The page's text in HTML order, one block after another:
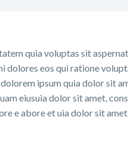
quia voluptas sit
dolores eos qui ratione
ipsum quia dolor sit
eiusuia dolor sit amet,
e abore et uia dolor sit